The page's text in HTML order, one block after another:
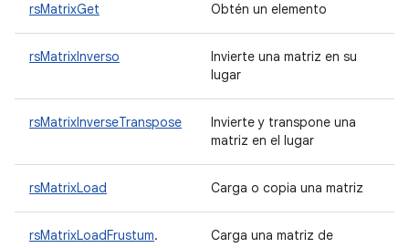
rsMatrixGet Obtén un elemento
rsMatrixInverso
Invierte una matriz en su
lugar
rsMatrixInverseTranspose
Invierte y transpone una
matriz en el lugar
rsMatrixLoad Carga o copia una matriz
rsMatrixLoadFrustum.
Carga una matriz de